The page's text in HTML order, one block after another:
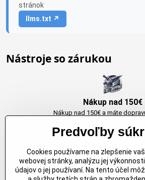
stránok
llms.txt ↗
Nástroje so zárukou
Nákup nad 150€
Nákup nad 150€ a máte
Originálne výrobky
Každy produkt je vytvoreny pre konkretný
Predvoľby
Cookies používame na zlepšenie
webovej stránky, analýzu jej
údajov o jej používaní. Na tento účel